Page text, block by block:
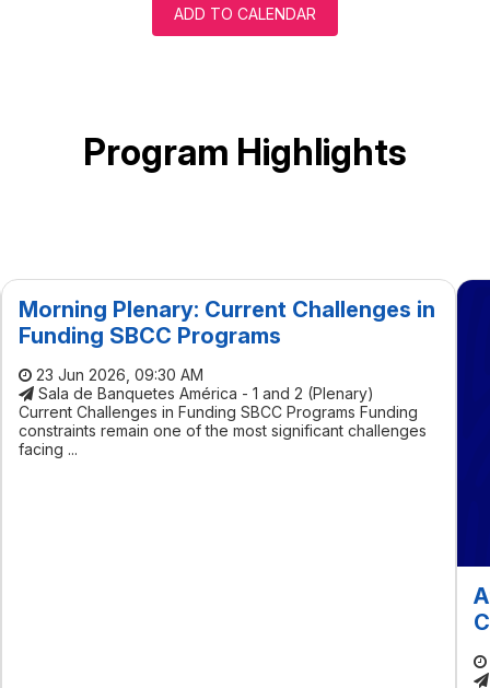
ADD TO CALENDAR
Program Highlights
Morning Plenary: Current Challenges in
Funding SBCC Programs
23 Jun 2026, 09:30 AM
Sala de Banquetes América - 1 and 2 (Plenary)
Current Challenges in Funding SBCC Programs Funding
constraints remain one of the most significant challenges
facing ...